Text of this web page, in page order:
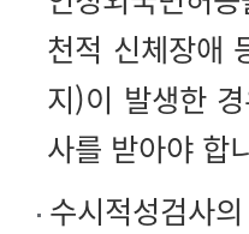
천적 신체장애
지)이 발생한
사를 받아야 합
수시적성검사